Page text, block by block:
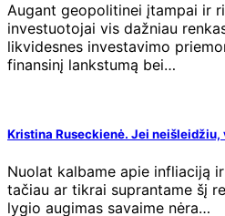
Augant geopolitinei įtampai ir
investuotojai vis dažniau
likvidesnes investavimo
finansinį lankstumą bei…
Kristina Ruseckienė. Jei neišleidžiu,
Nuolat kalbame apie infliaciją
tačiau ar tikrai suprantame šį
lygio augimas savaime nėra…